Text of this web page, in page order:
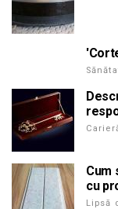
Cum
cu
Lipsă